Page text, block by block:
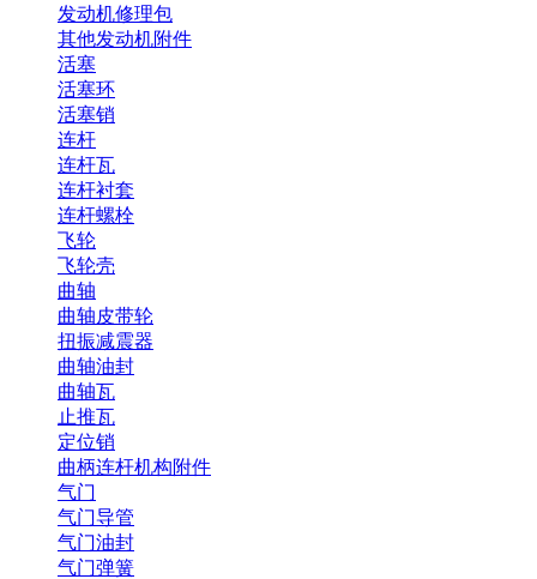
发动机修理包
其他发动机附件
活塞
活塞环
活塞销
连杆
连杆瓦
连杆衬套
连杆螺栓
飞轮
飞轮壳
曲轴
曲轴皮带轮
扭振减震器
曲轴油封
曲轴瓦
止推瓦
定位销
曲柄连杆机构附件
气门
气门导管
气门油封
气门弹簧